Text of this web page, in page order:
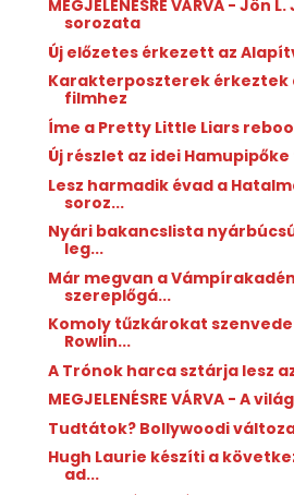
MEGJELENÉSRE VÁRVA - Jön
sorozata
Új előzetes érkezett az
Karakterposzterek érkeztek
filmhez
Íme a Pretty Little Liars
Új részlet az idei
Lesz harmadik évad a
soroz...
Nyári bakancslista
leg...
Már megvan a
szereplőgá...
Komoly tűzkárokat
Rowlin...
A Trónok harca sztárja lesz
MEGJELENÉSRE VÁRVA - A
Tudtátok? Bollywoodi
Hugh Laurie készíti a
ad...